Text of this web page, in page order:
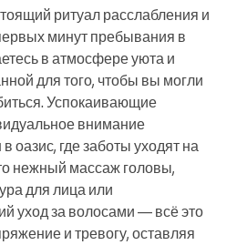
ритуал расслабления и
минут пребывания в
в атмосфере уюта и
для того, чтобы вы могли
Успокаивающие
внимание
оазис, где заботы уходят на
нежный массаж головы,
для лица или
уход за волосами — всё это
и тревогу, оставляя